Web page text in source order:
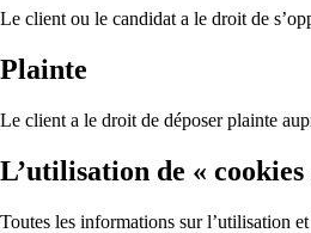
Le client ou le candidat a le droit de
Plainte
Le client a le droit de déposer plainte
L’utilisation de « cookies
Toutes les informations sur l’utilisation